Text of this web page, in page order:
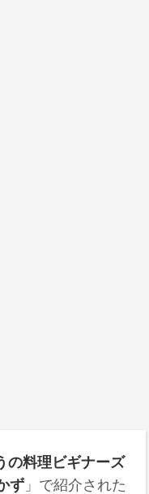
の料理ビギナーズ
ず 」で紹介された